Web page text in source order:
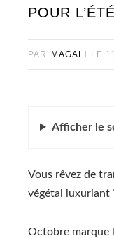
POUR
PAR MAGALI LE
Afficher le
Vous rêvez de
végétal luxuriant
Octobre marque